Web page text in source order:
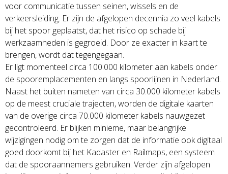
voor communicatie tussen seinen, wissels en de
verkeersleiding. Er zijn de afgelopen decennia zo veel kabels
bij het spoor geplaatst, dat het risico op schade bij
werkzaamheden is gegroeid. Door ze exacter in kaart te
brengen, wordt dat tegengegaan.
Er ligt momenteel circa 100.000 kilometer aan kabels onder
de spooremplacementen en langs spoorlijnen in Nederland.
Naast het buiten nameten van circa 30.000 kilometer kabels
op de meest cruciale trajecten, worden de digitale kaarten
van de overige circa 70.000 kilometer kabels nauwgezet
gecontroleerd. Er blijken minieme, maar belangrijke
wijzigingen nodig om te zorgen dat de informatie ook digitaal
goed doorkomt bij het Kadaster en Railmaps, een systeem
dat de spooraannemers gebruiken. Verder zijn afgelopen